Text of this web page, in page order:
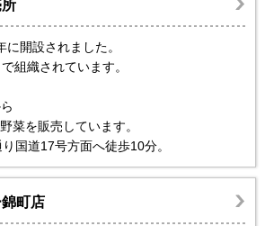
開設されました。
組織されています。
菜を販売しています。
国道17号方面へ徒歩10分。
町店